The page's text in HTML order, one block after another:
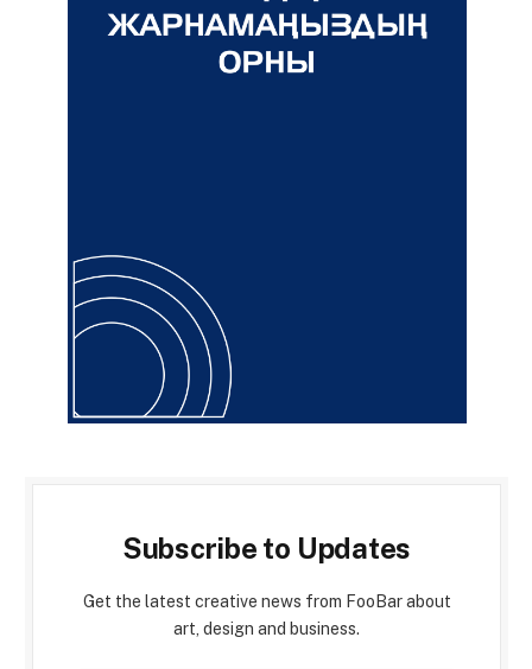
Subscribe to Updates
Get the latest creative news from FooBar about
art, design and business.